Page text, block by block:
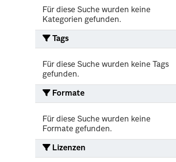
Für diese Suche wurden keine
Kategorien gefunden.
Tags
Für diese Suche wurden keine Tags
gefunden.
Formate
Für diese Suche wurden keine
Formate gefunden.
Lizenzen